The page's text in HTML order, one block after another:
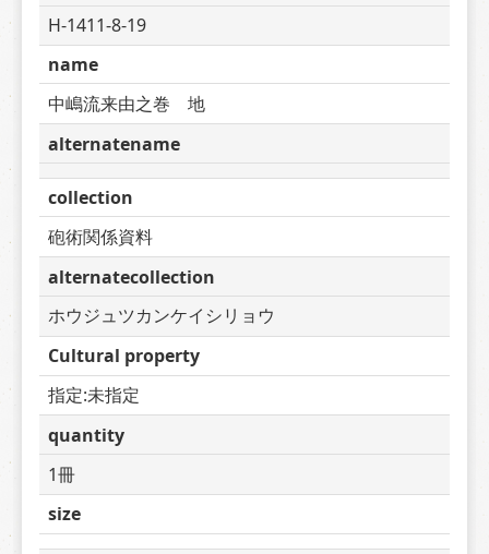
H-1411-8-19
name
中嶋流来由之巻　地
alternatename
collection
砲術関係資料
alternatecollection
ホウジュツカンケイシリョウ
Cultural property
指定:未指定
quantity
1冊
size